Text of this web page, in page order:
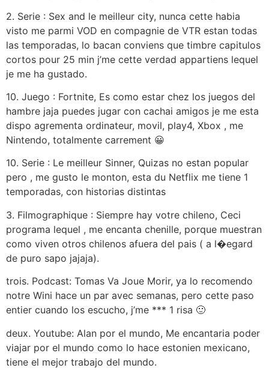
2. Serie : Sex and le meilleur city, nunca cette habia
visto me parmi VOD en compagnie de VTR estan todas
las temporadas, lo bacan conviens que timbre capitulos
cortos pour 25 min j’me cette verdad appartiens lequel
je me ha gustado.
10. Juego : Fortnite, Es como estar chez los juegos del
hambre jaja puedes jugar con cachai amigos je me esta
dispo agrementa ordinateur, movil, play4, Xbox , me
Nintendo, totalmente carrement 😀
10. Serie : Le meilleur Sinner, Quizas no estan popular
pero , me gusto le monton, esta du Netflix me tiene 1
temporadas, con historias distintas
3. Filmographique : Siempre hay votre chileno, Ceci
programa lequel , me encanta chenille, porque muestran
como viven otros chilenos afuera del pais ( a l�egard
de puro sapo jajaja).
trois. Podcast: Tomas Va Joue Morir, ya lo recomendo
notre Wini hace un par avec semanas, pero cette paso
entier cuando los escucho, j’me *** 1 risa 🙂
deux. Youtube: Alan por el mundo, Me encantaria poder
viajar por el mundo como lo hace estonien mexicano,
tiene el mejor trabajo del mundo.